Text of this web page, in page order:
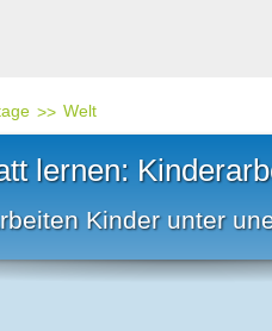
Technik
Fragen und Antworten
Welt
lernen:
Kinder unter